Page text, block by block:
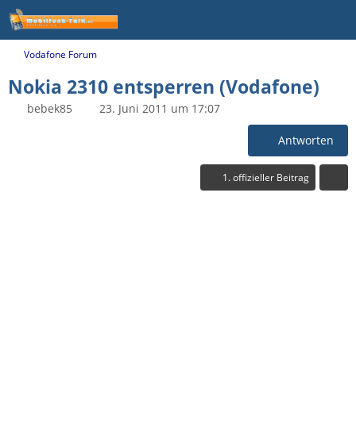
Vodafone Forum
Nokia 2310 entsperren (Vodafone)
bebek85 23. Juni 2011 um 17:07
Antworten
1. offizieller Beitrag